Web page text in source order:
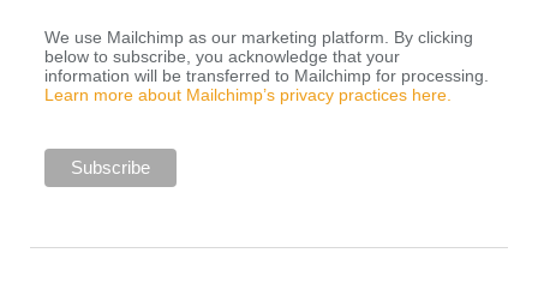
We use Mailchimp as our marketing platform. By clicking
below to subscribe, you acknowledge that your
information will be transferred to Mailchimp for processing.
Learn more about Mailchimp’s privacy practices here.